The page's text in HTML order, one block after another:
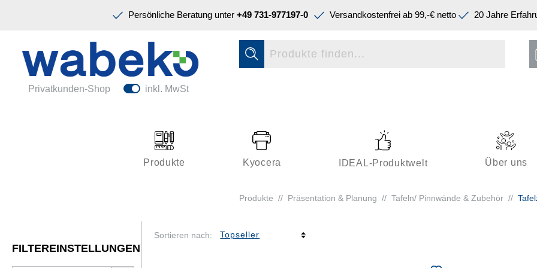
Persönliche Beratung unter +49 731-977197-0 Versandkostenfrei ab 99,-€ netto 20 Jahre
Privatkunden-Shop inkl. MwSt
Produkte Kyocera IDEAL-Produktwelt Über uns
Ordnen & Registrieren
Papiere & Blöcke
Büroeinrichtung
Kleben & Versenden
Schreiben & Korrigieren
Produkte // Präsentation & Planung // Tafeln/ Pinnwände & Zubehör //
FILTEREINSTELLUNGEN
Sortieren nach:
Schreiben & Korrigieren